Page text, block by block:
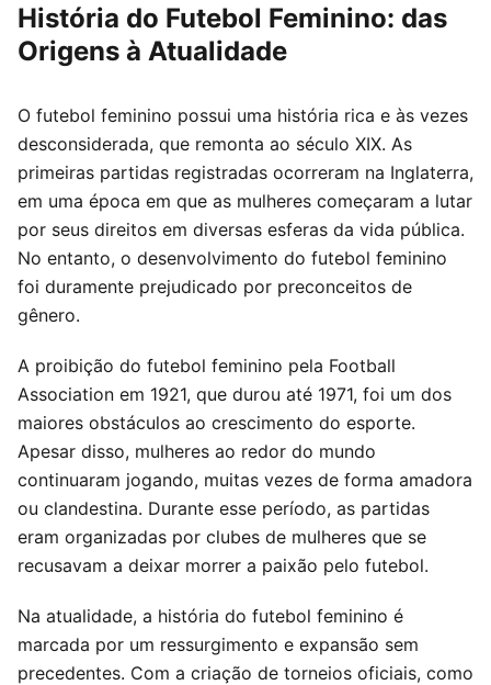
História do Futebol Feminino: das
Origens à Atualidade
O futebol feminino possui uma história rica e às vezes
desconsiderada, que remonta ao século XIX. As
primeiras partidas registradas ocorreram na Inglaterra,
em uma época em que as mulheres começaram a lutar
por seus direitos em diversas esferas da vida pública.
No entanto, o desenvolvimento do futebol feminino
foi duramente prejudicado por preconceitos de
gênero.
A proibição do futebol feminino pela Football
Association em 1921, que durou até 1971, foi um dos
maiores obstáculos ao crescimento do esporte.
Apesar disso, mulheres ao redor do mundo
continuaram jogando, muitas vezes de forma amadora
ou clandestina. Durante esse período, as partidas
eram organizadas por clubes de mulheres que se
recusavam a deixar morrer a paixão pelo futebol.
Na atualidade, a história do futebol feminino é
marcada por um ressurgimento e expansão sem
precedentes. Com a criação de torneios oficiais, como